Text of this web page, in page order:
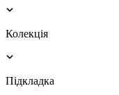
Колекція
Підкладка